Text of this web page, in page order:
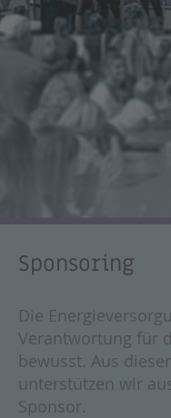
Sponsoring
Die
Verantwortung für
bewusst. Aus
unterstützen wir
Sponsor.